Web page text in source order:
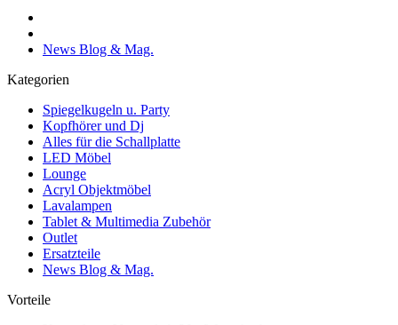
News Blog & Mag.
Kategorien
Spiegelkugeln u. Party
Kopfhörer und Dj
Alles für die Schallplatte
LED Möbel
Lounge
Acryl Objektmöbel
Lavalampen
Tablet & Multimedia Zubehör
Outlet
Ersatzteile
News Blog & Mag.
Vorteile